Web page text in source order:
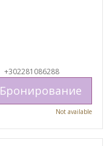
+302281086288
Бронирование
Not available